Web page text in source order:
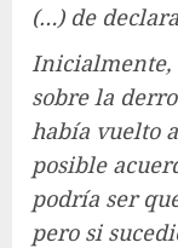
(…) de
Inicialmente,
sobre la
había vuelto
posible
podría ser
pero si